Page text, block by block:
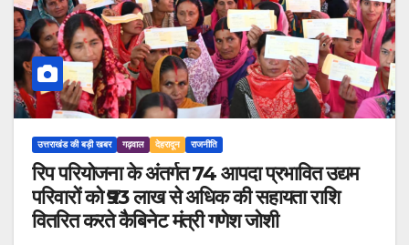
उत्तराखंड की बड़ी खबर गढ़वाल देहरादून राजनीति
रिप परियोजना के अंतर्गत 74 आपदा प्रभावित उद्यम
परिवारों को ₹93 लाख से अधिक की सहायता राशि
वितरित करते कैबिनेट मंत्री गणेश जोशी